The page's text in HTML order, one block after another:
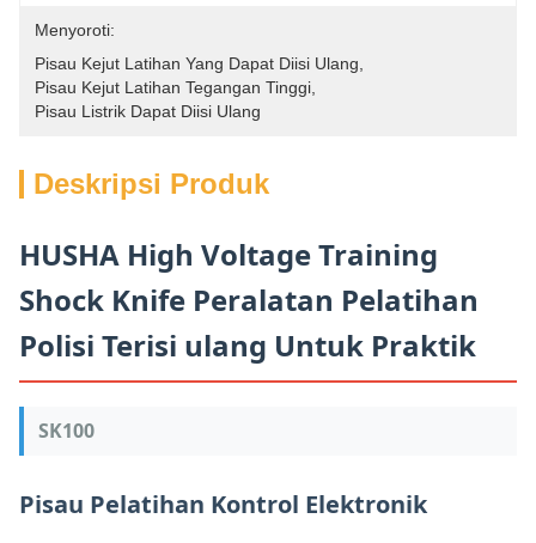
Menyoroti:
Pisau Kejut Latihan Yang Dapat Diisi Ulang
Pisau Kejut Latihan Tegangan Tinggi
Pisau Listrik Dapat Diisi Ulang
Deskripsi Produk
HUSHA High Voltage Training
Shock Knife Peralatan Pelatihan
Polisi Terisi ulang Untuk Praktik
SK100
Pisau Pelatihan Kontrol Elektronik